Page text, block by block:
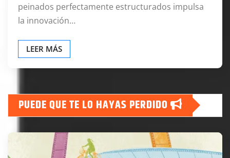
peinados perfectamente estructurados impulsa
la innovación…
LEER MÁS
PUEDE QUE TE LO HAYAS PERDIDO